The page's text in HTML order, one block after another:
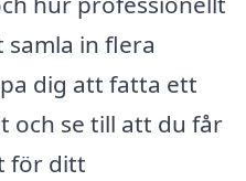
in flera
dig att fatta ett
och se till att du får
för ditt